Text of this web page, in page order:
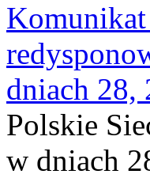
Komunikat
dniach 28,
Polskie
w dniach